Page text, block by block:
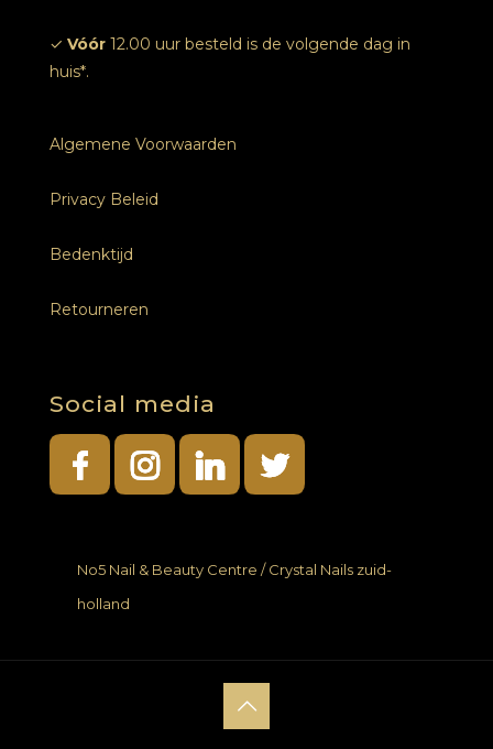
✓ Vóór 12.00 uur besteld is de volgende dag in
huis*.
Algemene Voorwaarden
Privacy Beleid
Bedenktijd
Retourneren
Social media
No5 Nail & Beauty Centre / Crystal Nails zuid-
holland